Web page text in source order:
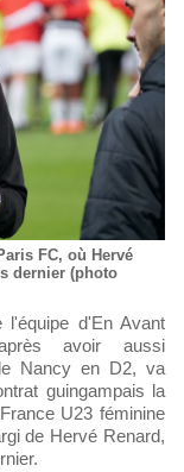
FC, où Hervé
dernier (photo
avoir aussi
Nancy en D2, va
guingampais la
U23 féminine
de Hervé Renard,